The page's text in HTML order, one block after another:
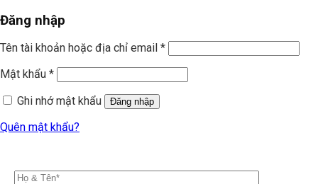
Đăng nhập
Tên tài khoản hoặc địa chỉ email *
Mật khẩu *
Ghi nhớ mật khẩu
Đăng nhập
Quên mật khẩu?